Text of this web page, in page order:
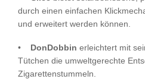
durch einen einfachen
und erweitert werden können.
• DonDobbin erleichtert mit
Tütchen die umweltgerechte
Zigarettenstummeln.